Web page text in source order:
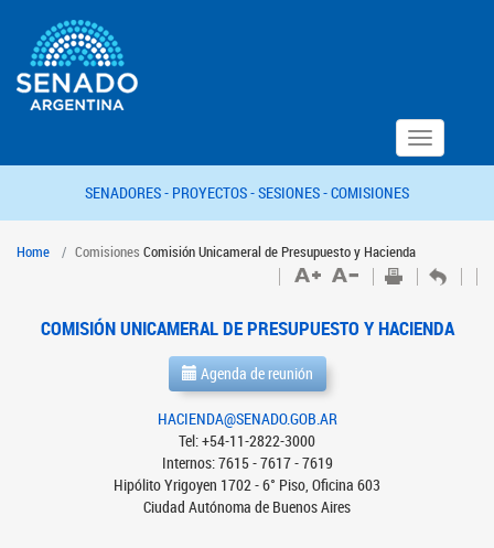
Toggle
navigation
SENADORES - PROYECTOS -SESIONES -COMISIONES
Home Comisiones Comisión Unicameral de Presupuesto y Hacienda
COMISIÓN UNICAMERAL DE PRESUPUESTO Y HACIENDA
Agenda de reunión
HACIENDA@SENADO.GOB.AR
Tel: +54-11-2822-3000
Internos: 7615 - 7617 - 7619
Hipólito Yrigoyen 1702 - 6° Piso, Oficina 603
Ciudad Autónoma de Buenos Aires